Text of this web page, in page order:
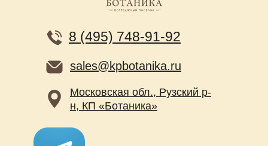
8 (495) 748-91-92
sales@kpbotanika.ru
Московская обл., Рузский р-
н, КП «Ботаника»